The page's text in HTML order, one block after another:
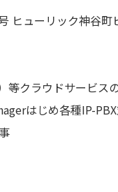
ーリック神谷町
ラウドサービスの
はじめ各種IP-